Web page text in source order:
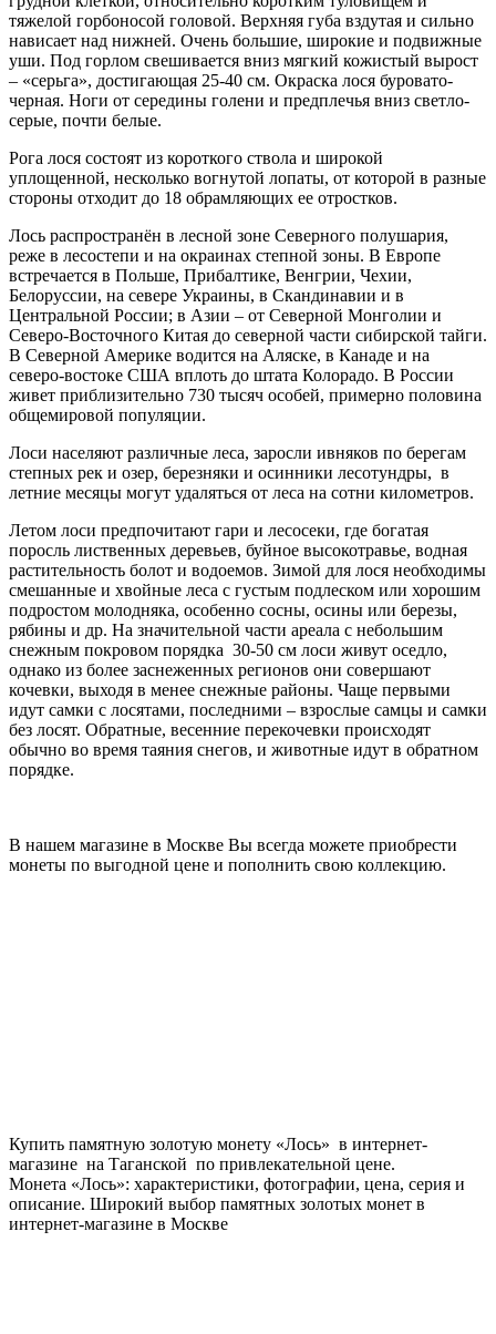
тяжелой горбоносой головой. Верхняя губа вздутая и сильно
нависает над нижней. Очень большие, широкие и подвижные
уши. Под горлом свешивается вниз мягкий кожистый вырост
– «серьга», достигающая 25-40 см. Окраска лося буровато-
черная. Ноги от середины голени и предплечья вниз светло-
серые, почти белые.
Рога лося состоят из короткого ствола и широкой
уплощенной, несколько вогнутой лопаты, от которой в разные
стороны отходит до 18 обрамляющих ее отростков.
Лось распространён в лесной зоне Северного полушария,
реже в лесостепи и на окраинах степной зоны. В Европе
встречается в Польше, Прибалтике, Венгрии, Чехии,
Белоруссии, на севере Украины, в Скандинавии и в
Центральной России; в Азии – от Северной Монголии и
Северо-Восточного Китая до северной части сибирской тайги.
В Северной Америке водится на Аляске, в Канаде и на
северо-востоке США вплоть до штата Колорадо. В России
живет приблизительно 730 тысяч особей, примерно половина
общемировой популяции.
Лоси населяют различные леса, заросли ивняков по берегам
степных рек и озер, березняки и осинники лесотундры, в
летние месяцы могут удаляться от леса на сотни километров.
Летом лоси предпочитают гари и лесосеки, где богатая
поросль лиственных деревьев, буйное высокотравье, водная
растительность болот и водоемов. Зимой для лося необходимы
смешанные и хвойные леса с густым подлеском или хорошим
подростом молодняка, особенно сосны, осины или березы,
рябины и др. На значительной части ареала с небольшим
снежным покровом порядка 30-50 см лоси живут оседло,
однако из более заснеженных регионов они совершают
кочевки, выходя в менее снежные районы. Чаще первыми
идут самки с лосятами, последними – взрослые самцы и самки
без лосят. Обратные, весенние перекочевки происходят
обычно во время таяния снегов, и животные идут в обратном
порядке.
В нашем магазине в Москве Вы всегда можете приобрести
монеты по выгодной цене и пополнить свою коллекцию.
Купить памятную золотую монету «Лось» в интернет-
магазине на Таганской по привлекательной цене.
Монета «Лось»: характеристики, фотографии, цена, серия и
описание. Широкий выбор памятных золотых монет в
интернет-магазине в Москве